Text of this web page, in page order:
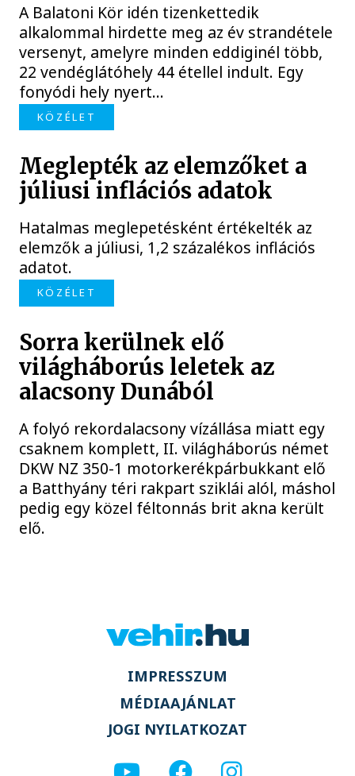
A Balatoni Kör idén tizenkettedik
alkalommal hirdette meg az év strandétele
versenyt, amelyre minden eddiginél több,
22 vendéglátóhely 44 étellel indult. Egy
fonyódi hely nyert...
KÖZÉLET
Meglepték az elemzőket a
júliusi inflációs adatok
Hatalmas meglepetésként értékelték az
elemzők a júliusi, 1,2 százalékos inflációs
adatot.
KÖZÉLET
Sorra kerülnek elő
világháborús leletek az
alacsony Dunából
A folyó rekordalacsony vízállása miatt egy
csaknem komplett, II. világháborús német
DKW NZ 350-1 motorkerékpárbukkant elő
a Batthyány téri rakpart sziklái alól, máshol
pedig egy közel féltonnás brit akna került
elő.
IMPRESSZUM
MÉDIAAJÁNLAT
JOGI NYILATKOZAT